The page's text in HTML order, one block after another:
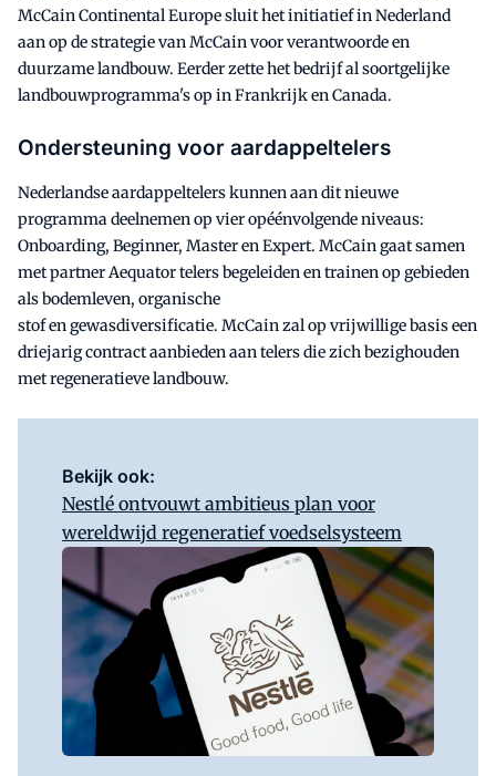
McCain Continental Europe sluit het initiatief in Nederland
aan op de strategie van McCain voor verantwoorde en
duurzame landbouw. Eerder zette het bedrijf al soortgelijke
landbouwprogramma's op in Frankrijk en Canada.
Ondersteuning voor aardappeltelers
Nederlandse aardappeltelers kunnen aan dit nieuwe
programma deelnemen op vier opéénvolgende niveaus:
Onboarding, Beginner, Master en Expert. McCain gaat samen
met partner Aequator telers begeleiden en trainen op gebieden
als bodemleven, organische
stof en gewasdiversificatie. McCain zal op vrijwillige basis een
driejarig contract aanbieden aan telers die zich bezighouden
met regeneratieve landbouw.
Bekijk ook:
Nestlé ontvouwt ambitieus plan voor
wereldwijd regeneratief voedselsysteem